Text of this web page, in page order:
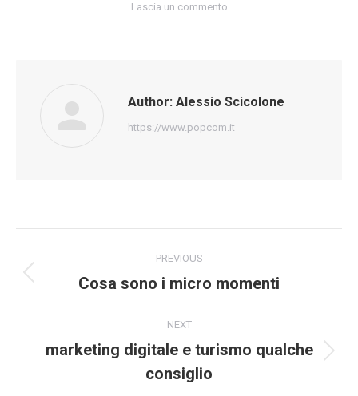
Lascia un commento
Author: Alessio Scicolone
https://www.popcom.it
Post
navigation
PREVIOUS
Previous
Cosa sono i micro momenti
NEXT
post:
marketing digitale e turismo qualche
consiglio